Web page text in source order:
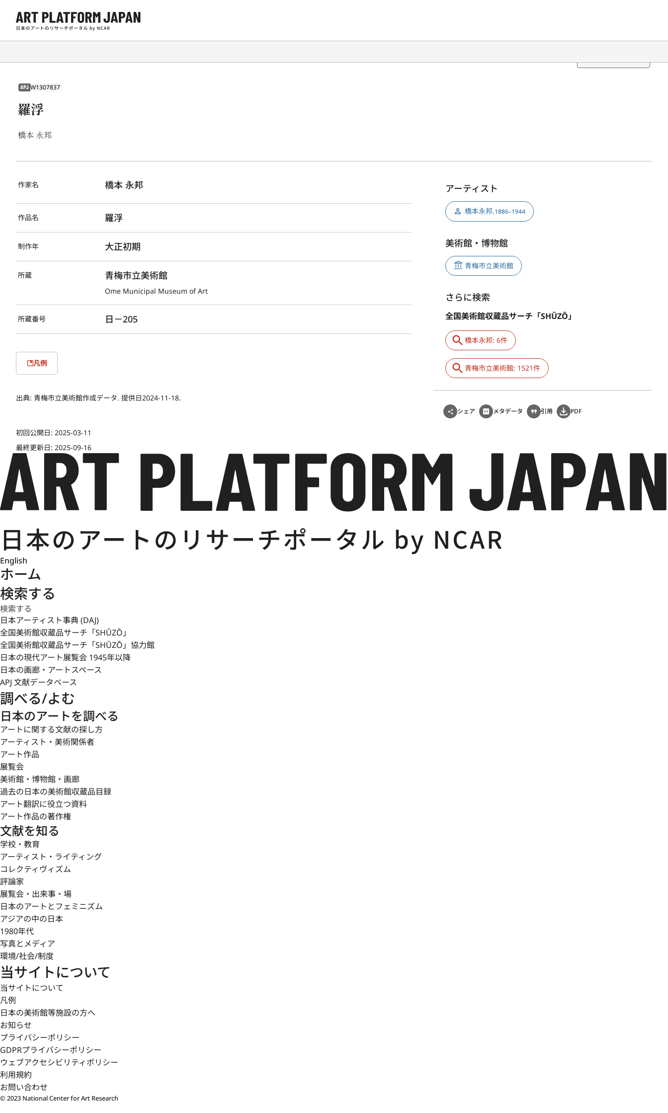
APJ W1307837
羅浮
橋本 永邦
作家名 橋本 永邦
作品名 羅浮
制作年 大正初期
所蔵 青梅市立美術館
Ome Municipal Museum of Art
所蔵番号 日－205
凡例
出典: 青梅市立美術館作成データ. 提供日2024-11-18.
初回公開日: 2025-03-11
最終更新日: 2025-09-16
アーティスト
橋本永邦,1886–1944
美術館・博物館
青梅市立美術館
さらに検索
全国美術館収蔵品サーチ「SHŪZŌ」
橋本永邦: 6件
青梅市立美術館: 1521件
シェア メタデータ 引用 PDF
English
ホーム
検索する
日本アーティスト事典 (DAJ)
全国美術館収蔵品サーチ「SHŪZŌ」
全国美術館収蔵品サーチ「SHŪZŌ」協力館
日本の現代アート展覧会 1945年以降
日本の画廊・アートスペース
APJ 文献データベース
調べる/よむ
日本のアートを調べる
アートに関する文献の探し方
アーティスト・美術関係者
アート作品
展覧会
美術館・博物館・画廊
過去の日本の美術館収蔵品目録
アート翻訳に役立つ資料
アート作品の著作権
文献を知る
学校・教育
アーティスト・ライティング
コレクティヴィズム
評論家
展覧会・出来事・場
日本のアートとフェミニズム
アジアの中の日本
1980年代
写真とメディア
環境/社会/制度
当サイトについて
当サイトについて
凡例
日本の美術館等施設の方へ
お知らせ
プライバシーポリシー
GDPRプライバシーポリシー
ウェブアクセシビリティポリシー
利用規約
お問い合わせ
© 2023 National Center for Art Research